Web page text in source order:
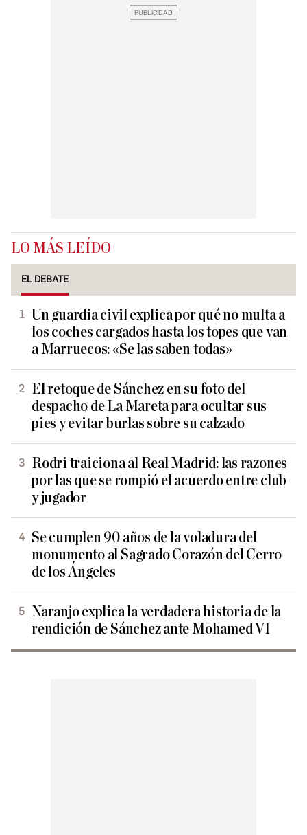
LO MÁS LEÍDO
EL DEBATE
Un guardia civil explica por qué no multa a
los coches cargados hasta los topes que van
a Marruecos: «Se las saben todas»
El retoque de Sánchez en su foto del
despacho de La Mareta para ocultar sus
pies y evitar burlas sobre su calzado
Rodri traiciona al Real Madrid: las razones
por las que se rompió el acuerdo entre club
y jugador
Se cumplen 90 años de la voladura del
monumento al Sagrado Corazón del Cerro
de los Ángeles
Naranjo explica la verdadera historia de la
rendición de Sánchez ante Mohamed VI